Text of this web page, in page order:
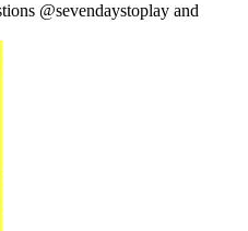
@sevendaystoplay and